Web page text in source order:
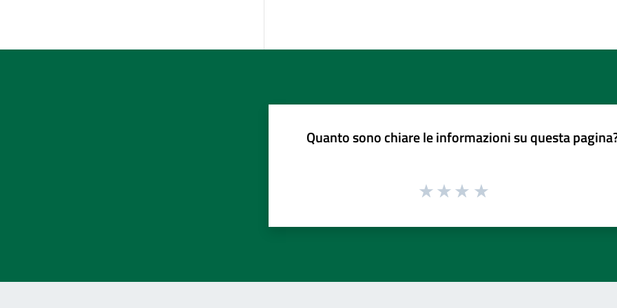
Quanto sono chiare le informazioni su questa